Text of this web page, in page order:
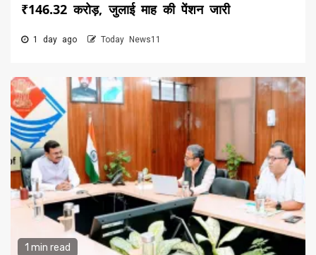
₹146.32 करोड़, जुलाई माह की पेंशन जारी
1 day ago Today News11
1 min read